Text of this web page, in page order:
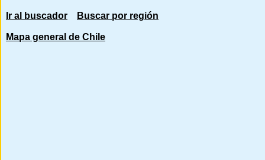
Ir al buscador Buscar por región
Mapa general de Chile